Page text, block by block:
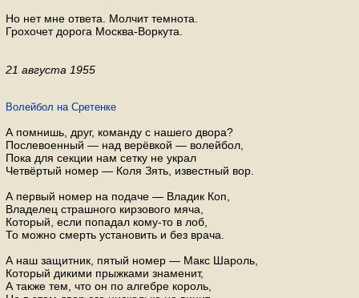
Но нет мне ответа. Молчит темнота.
Грохочет дорога Москва-Воркута.
21 августа 1955
Волейбол на Сретенке
А помнишь, друг, команду с нашего двора?
Послевоенный — над верёвкой — волейбол,
Пока для секции нам сетку не украл
Четвёртый номер — Коля Зять, известный вор.
А первый номер на подаче — Владик Коп,
Владелец страшного кирзового мяча,
Который, если попадал кому-то в лоб,
То можно смерть установить и без врача.
А наш защитник, пятый номер — Макс Шароль,
Который дикими прыжками знаменит,
А также тем, что он по алгебре король,